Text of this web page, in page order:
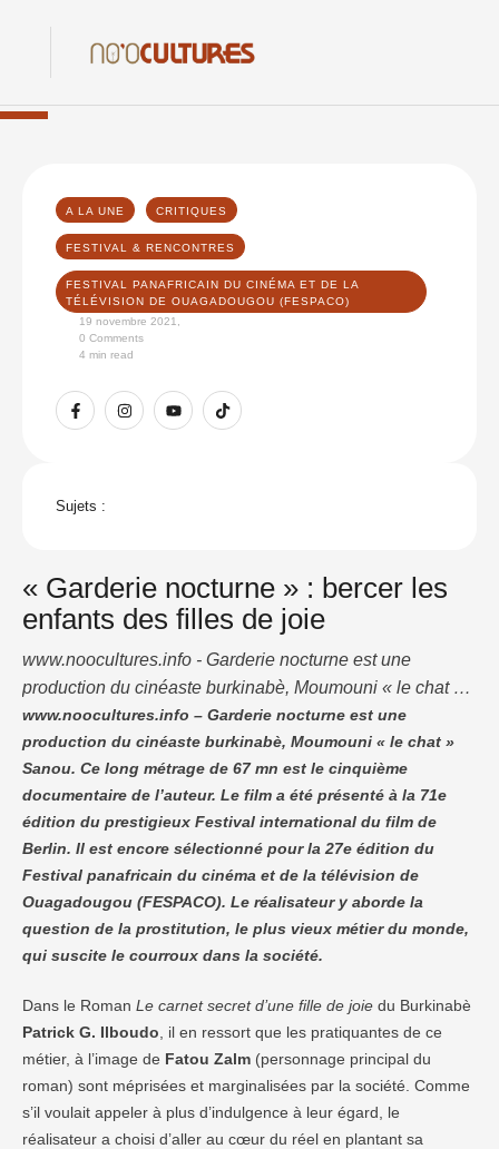
A LA UNE CRITIQUES
FESTIVAL & RENCONTRES
FESTIVAL PANAFRICAIN DU CINÉMA ET DE LA
TÉLÉVISION DE OUAGADOUGOU (FESPACO)
19 novembre 2021
0 Comments
4 min read
Sujets :
« Garderie nocturne » : bercer les
enfants des filles de joie
www.noocultures.info - Garderie nocturne est une
production du cinéaste burkinabè, Moumouni « le chat »
Sanou. Ce long métrage de 67 mn est le cinquième
documentaire de l’auteur. Le film a été présenté à la 71e
édition du prestigieux Festival international du film de
Berlin. Il est encore sélectionné pour la 27e édition du
Festival …
www.noocultures.info – Garderie nocturne est une
production du cinéaste burkinabè, Moumouni « le chat »
Sanou. Ce long métrage de 67 mn est le cinquième
documentaire de l’auteur. Le film a été présenté à la 71e
édition du prestigieux Festival international du film de
Berlin. Il est encore sélectionné pour la 27e édition du
Festival panafricain du cinéma et de la télévision de
Ouagadougou (FESPACO). Le réalisateur y aborde la
question de la prostitution, le plus vieux métier du monde,
qui suscite le courroux dans la société.
Dans le Roman Le carnet secret d’une fille de joie du Burkinabè
Patrick G. Ilboudo , il en ressort que les pratiquantes de ce
métier, à l’image de Fatou Zalm (personnage principal du
roman) sont méprisées et marginalisées par la société. Comme
s’il voulait appeler à plus d’indulgence à leur égard, le
réalisateur a choisi d’aller au cœur du réel en plantant sa